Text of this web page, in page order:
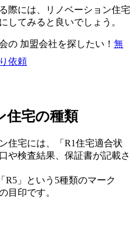
際には、リノベーション住宅
してみると良いでしょう。
の 加盟会社を探したい！ 無
依頼
住宅の種類
住宅には、「R1住宅適合状
や検査結果、保証書が記載さ
R5」という5種類のマーク
目印です。